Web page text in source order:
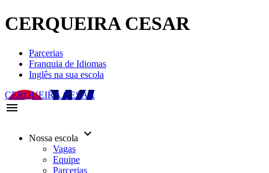
CERQUEIRA CESAR
Parcerias
Franquia de Idiomas
Inglês na sua escola
CERQUEIRA CESAR
menu
Nossa escola keyboard_arrow_down
Vagas
Equipe
Parcerias